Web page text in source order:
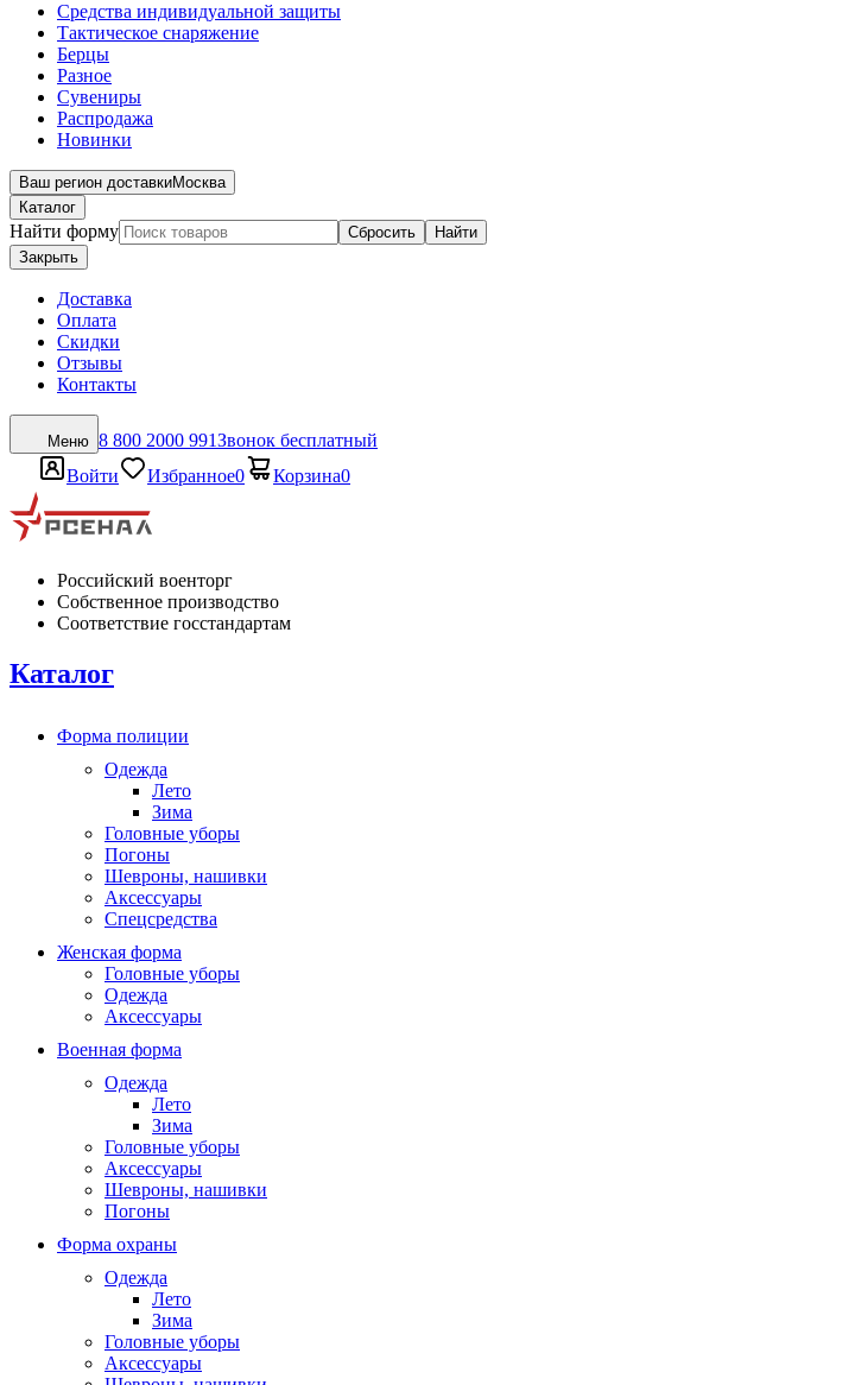
Средства индивидуальной защиты
Тактическое снаряжение
Берцы
Разное
Сувениры
Распродажа
Новинки
Ваш регион доставкиМосква
Каталог
Найти форму Сбросить
Найти
Закрыть
Доставка
Оплата
Скидки
Отзывы
Контакты
Меню 8 800 2000 991Звонок бесплатный
Войти
Избранное0 Корзина0
Российский военторг
Собственное производство
Соответствие госстандартам
Каталог
Форма полиции
Одежда
Лето
Зима
Головные уборы
Погоны
Шевроны, нашивки
Аксессуары
Спецсредства
Женская форма
Головные уборы
Одежда
Аксессуары
Военная форма
Одежда
Лето
Зима
Головные уборы
Аксессуары
Шевроны, нашивки
Погоны
Форма охраны
Одежда
Лето
Зима
Головные уборы
Аксессуары